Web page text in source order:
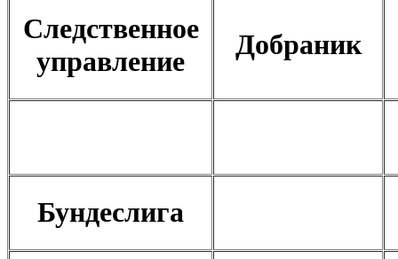
Следственное
управление
Добраник
Бундеслига